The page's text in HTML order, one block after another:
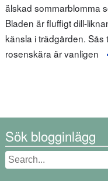
älskad sommarblomma
Bladen är fluffigt dill-
känsla i trädgården.
rosenskära är vanligen
Sök blogginlägg